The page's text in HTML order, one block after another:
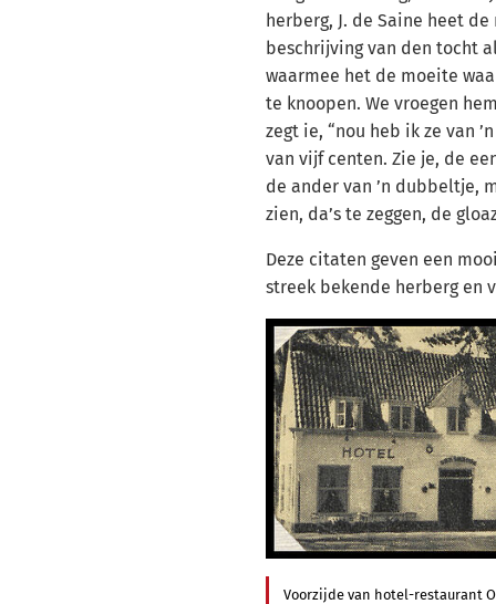
herberg, J. de Saine heet
beschrijving van den tocht
waarmee het de moeite
te knoopen. We vroegen
zegt ie, “nou heb ik ze van
van vijf centen. Zie je, de
de ander van ’n dubbeltje,
zien, da’s te zeggen, de
Deze citaten geven een
streek bekende herberg en
Voorzijde van hotel-restaurant